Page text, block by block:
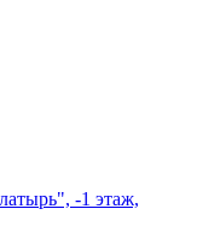
-1 этаж,